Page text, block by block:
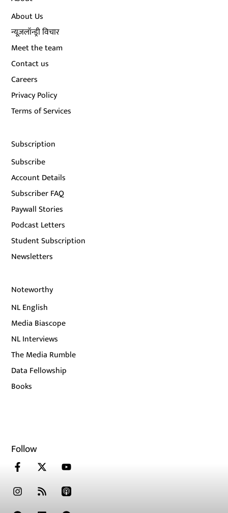
About Us
न्यूज़लॉन्ड्री विचार
Meet the team
Contact us
Careers
Privacy Policy
Terms of Services
Subscription
Subscribe
Account Details
Subscriber FAQ
Paywall Stories
Podcast Letters
Student Subscription
Newsletters
Noteworthy
NL English
Media Biascope
NL Interviews
The Media Rumble
Data Fellowship
Books
Follow